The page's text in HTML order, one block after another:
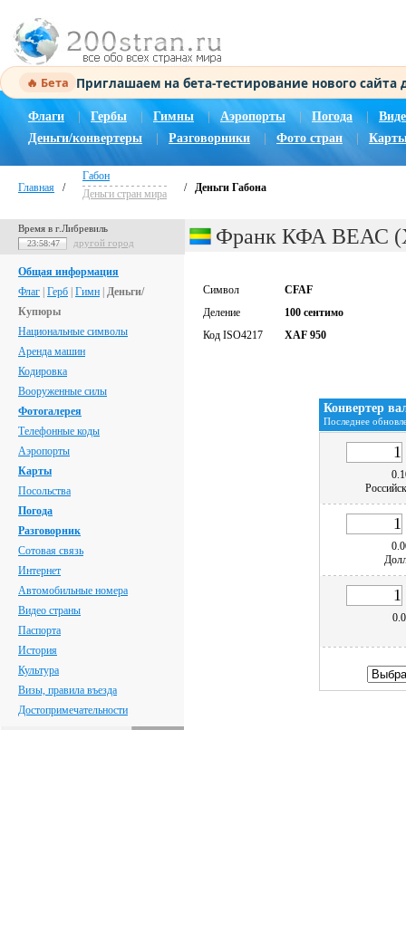
🔥 Бета Приглашаем на бета-тестирование нового
Флаги Гербы Гимны | Аэропорты Погода |
Деньги/конвертеры
Разговорники Фото стран
Главная /
Габон
Деньги стран мира
/ Деньги Габона
Время в г.Либревиль
23:58:47 другой город
Общая информация
Флаг Герб Гимн Деньги/
Купюры
Национальные символы
Аренда машин
Кодировка
Вооруженные силы
Фотогалерея
Телефонные коды
Аэропорты
Карты
Посольства
Погода
Разговорник
Сотовая связь
Интернет
Автомобильные номера
Видео страны
Паспорта
История
Культура
Визы, правила въезда
Достопримечательности
Франк КФА ВЕАС
Символ
CFAF
Деление
100 сентимо
Код ISO4217
XAF 950
Конвертер
Последнее